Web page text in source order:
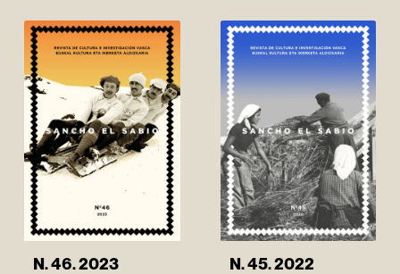
N. 46. 2023 N. 45. 2022